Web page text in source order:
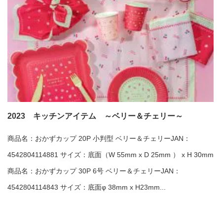
2023 キッチンアイテム ～ベリー＆チェリー～
商品名：おかずカップ 20P 小判型 ベリー＆チェリーJAN：
4542804114881 サイズ：底面（W 55mm x D 25mm ） x H 30mm
商品名：おかずカップ 30P 6号 ベリー＆チェリーJAN：
4542804114843 サイズ：底面φ 38mm x H23mm...